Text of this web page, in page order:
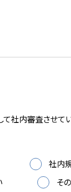
社内審査させて
社内
そ